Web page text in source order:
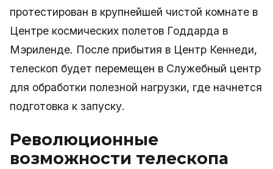
протестирован в крупнейшей чистой комнате в
Центре космических полетов Годдарда в
Мэриленде. После прибытия в Центр Кеннеди,
телескоп будет перемещен в Служебный центр
для обработки полезной нагрузки, где начнется
подготовка к запуску.
Революционные
возможности телескопа